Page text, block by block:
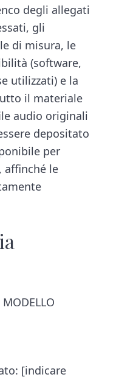
degli allegati
gli
di misura, le
(software,
utilizzati) e la
il materiale
audio originali
depositato
per
affinché le
[indicare